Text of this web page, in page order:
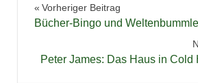
challenge
Literatur
Beitragsnavigation
Vorheriger Beitrag
Bücher-Bingo und
Peter James: Das Haus in Cold